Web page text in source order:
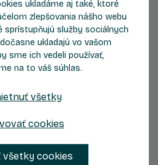
DETAIL
ukladáme aj také, ktoré
zlepšovania nášho webu
sprístupňujú služby sociálnych
ukladajú vo vašom
sme ich vedeli používať,
na to váš súhlas.
všetky
cookies
všetky cookies